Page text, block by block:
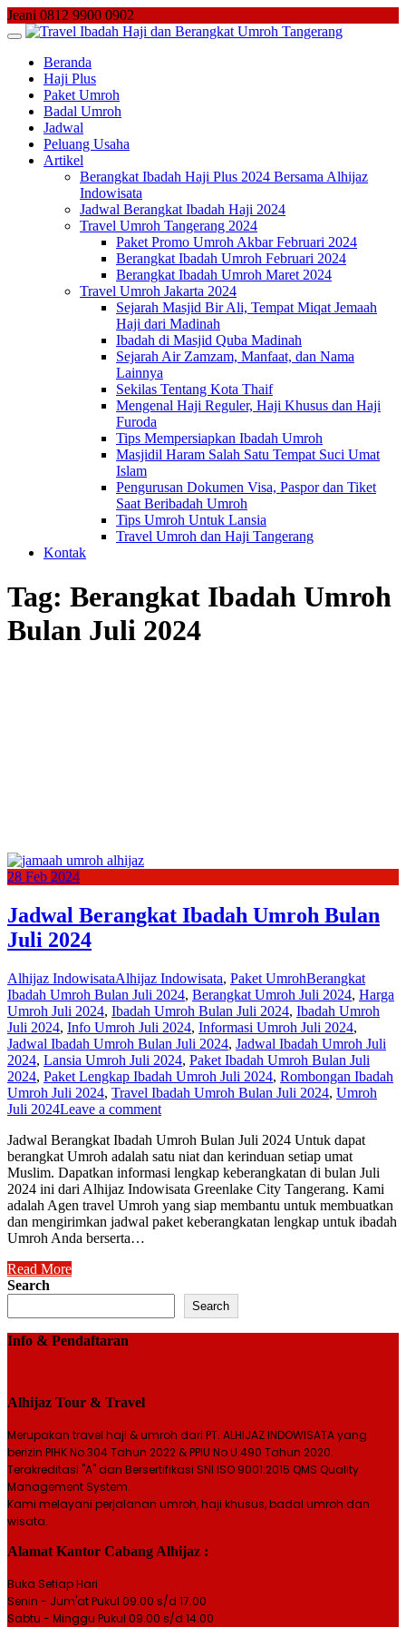
Skip
to
Jeani 0812 9900 0902
Beranda
Haji Plus
Paket Umroh
Badal Umroh
Jadwal
Peluang Usaha
Artikel
Berangkat Ibadah Haji Plus 2024 Bersama Alhijaz
Indowisata
Jadwal Berangkat Ibadah Haji 2024
Travel Umroh Tangerang 2024
Paket Promo Umroh Akbar Februari 2024
Berangkat Ibadah Umroh Februari 2024
Berangkat Ibadah Umroh Maret 2024
Travel Umroh Jakarta 2024
Sejarah Masjid Bir Ali, Tempat Miqat Jemaah
Haji dari Madinah
Ibadah di Masjid Quba Madinah
Sejarah Air Zamzam, Manfaat, dan Nama
Lainnya
Sekilas Tentang Kota Thaif
Mengenal Haji Reguler, Haji Khusus dan Haji
Furoda
Tips Mempersiapkan Ibadah Umroh
Masjidil Haram Salah Satu Tempat Suci Umat
Islam
Pengurusan Dokumen Visa, Paspor dan Tiket
Saat Beribadah Umroh
Tips Umroh Untuk Lansia
Travel Umroh dan Haji Tangerang
Kontak
Tag: Berangkat Ibadah Umroh
Bulan Juli 2024
28 Feb 2024
Jadwal Berangkat Ibadah Umroh Bulan
Juli 2024
Alhijaz IndowisataAlhijaz Indowisata, Paket UmrohBerangkat
Ibadah Umroh Bulan Juli 2024, Berangkat Umroh Juli 2024, Harga
Umroh Juli 2024, Ibadah Umroh Bulan Juli 2024, Ibadah Umroh
Juli 2024, Info Umroh Juli 2024, Informasi Umroh Juli 2024,
Jadwal Ibadah Umroh Bulan Juli 2024, Jadwal Ibadah Umroh Juli
2024, Lansia Umroh Juli 2024, Paket Ibadah Umroh Bulan Juli
2024, Paket Lengkap Ibadah Umroh Juli 2024, Rombongan Ibadah
Umroh Juli 2024, Travel Ibadah Umroh Bulan Juli 2024, Umroh
Juli 2024Leave a comment
Jadwal Berangkat Ibadah Umroh Bulan Juli 2024 Untuk dapat
berangkat Umroh adalah satu niat dan kerinduan setiap umat
Muslim. Dapatkan informasi lengkap keberangkatan di bulan Juli
2024 ini dari Alhijaz Indowisata Greenlake City Tangerang. Kami
adalah Agen travel Umroh yang siap membantu untuk membuatkan
dan mengirimkan jadwal paket keberangkatan lengkap untuk ibadah
Umroh Anda berserta…
Read More
Search
Search
Info & Pendaftaran
Alhijaz Tour & Travel
Merupakan travel haji & umroh dari PT. ALHIJAZ INDOWISATA yang
berizin PIHK No.304 Tahun 2022 & PPIU No.U.490 Tahun 2020.
Terakreditasi "A" dan Bersertifikasi SNI ISO 9001:2015 QMS Quality
Management System.
Kami melayani perjalanan umroh, haji khusus, badal umroh dan
wisata.
Alamat Kantor Cabang Alhijaz :
Buka Setiap Hari
Senin - Jum'at Pukul 09.00 s/d 17.00
Sabtu - Minggu Pukul 09.00 s/d 14.00